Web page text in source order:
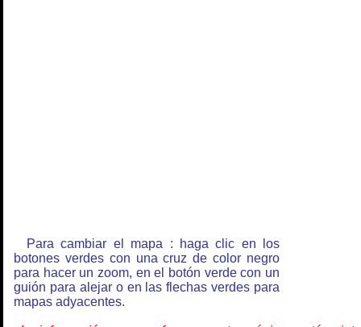
Para cambiar el mapa : haga clic en los
botones verdes con una cruz de color negro
para hacer un zoom, en el botón verde con un
guión para alejar o en las flechas verdes para
mapas adyacentes.